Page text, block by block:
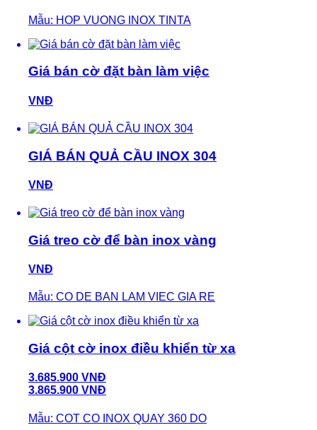
Mẫu: HOP VUONG INOX TINTA
Giá bán cờ đặt bàn làm việc
VNĐ
GIÁ BÁN QUẢ CẦU INOX 304
VNĐ
Giá treo cờ để bàn inox vàng
VNĐ
Mẫu: CO DE BAN LAM VIEC GIA RE
Giá cột cờ inox điều khiển từ xa
3.685.900 VNĐ
3.865.900 VNĐ
Mẫu: COT CO INOX QUAY 360 DO